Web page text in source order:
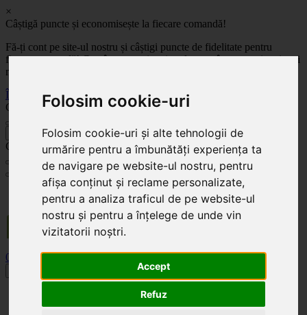
Folosim cookie-uri
Folosim cookie-uri și alte tehnologii de
urmărire pentru a îmbunătăți experiența ta
de navigare pe website-ul nostru, pentru
afișa conținut și reclame personalizate,
pentru a analiza traficul de pe website-ul
nostru și pentru a înțelege de unde vin
vizitatorii noștri.
Accept
Refuz
×
Câștigă puncte și economisește la fiecare comandă!
Fă-ți cont pe site-ul nostru și câștigi puncte de fidelitate pentru
fiecare comandă! Cu cât comanzi mai mult, cu atât economisești mai
mult!
Înregistrează-te acum
Celoplast
Celoplast
Transportul este GRATUIT pentru comenzile mai mari de 350 Lei. Comanda minimă în
valoare de 100 Lei. Expediere în 1 - 2 zile lucrătoare.
0
Categorii